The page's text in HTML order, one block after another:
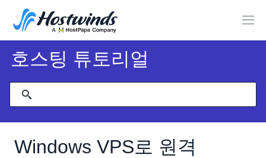
호스팅 튜토리얼
Windows VPS로 원격